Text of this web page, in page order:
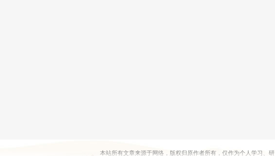
本站所有文章来源于网络，版权归原作者所有，仅作为个人学习、